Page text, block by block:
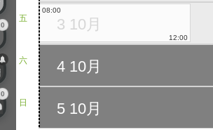
0
0
五
六
日
3 10月
08:00
12:00
4 10月
5 10月